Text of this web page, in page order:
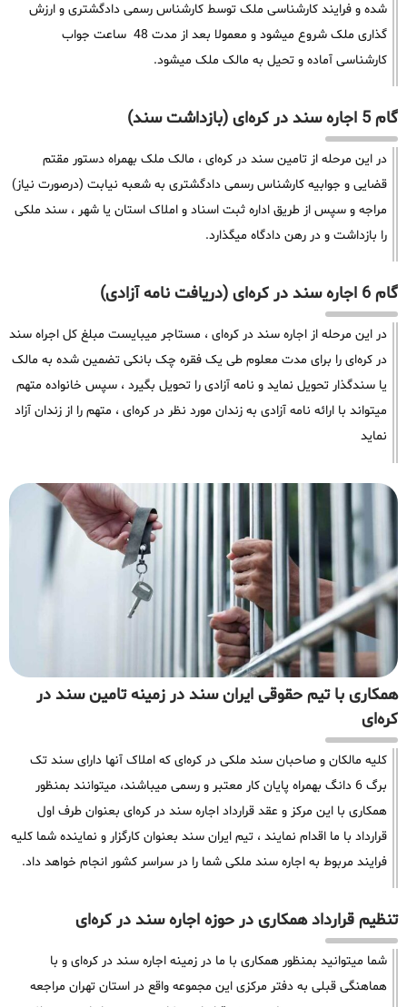
شده و فرایند کارشناسی ملک توسط کارشناس رسمی دادگشتری و ارزش
گذاری ملک شروع میشود و معمولا بعد از مدت 48 ساعت جواب
کارشناسی آماده و تحیل به مالک ملک میشود.
گام 5 اجاره سند در کره‌ای (بازداشت سند)
در این مرحله از تامین سند در کره‌ای ، مالک ملک بهمراه دستور مقتم
قضایی و جوابیه کارشناس رسمی دادگشتری به شعبه نیابت (درصورت نیاز)
مراجه و سپس از طریق اداره ثبت اسناد و املاک استان یا شهر ، سند ملکی
را بازداشت و در رهن دادگاه میگذارد.
گام 6 اجاره سند در کره‌ای (دریافت نامه آزادی)
در این مرحله از اجاره سند در کره‌ای ، مستاجر میبایست مبلغ کل اجراه سند
در کره‌ای را برای مدت معلوم طی یک فقره چک بانکی تضمین شده به مالک
یا سندگذار تحویل نماید و نامه آزادی را تحویل بگیرد ، سپس خانواده متهم
میتواند با ارائه نامه آزادی به زندان مورد نظر در کره‌ای ، متهم را از زندان آزاد
نماید
همکاری با تیم حقوقی ایران سند در زمینه تامین سند در
کره‌ای
کلیه مالکان و صاحبان سند ملکی در کره‌ای که املاک آنها دارای سند تک
برگ 6 دانگ بهمراه پایان کار معتبر و رسمی میباشند، میتوانند بمنظور
همکاری با این مرکز و عقد قرارداد اجاره سند در کره‌ای بعنوان طرف اول
قرارداد با ما اقدام نمایند ، تیم ایران سند بعنوان کارگزار و نماینده شما کلیه
فرایند مربوط به اجاره سند ملکی شما را در سراسر کشور انجام خواهد داد.
تنظیم قرارداد همکاری در حوزه اجاره سند در کره‌ای
شما میتوانید بمنظور همکاری با ما در زمینه اجاره سند در کره‌ای و با
هماهنگی قبلی به دفتر مرکزی این مجموعه واقع در استان تهران مراجعه